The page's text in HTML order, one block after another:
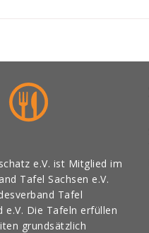
e.V. ist Mitglied im
Tafel Sachsen e.V.
Tafel
e.V. Die Tafeln erfüllen
grundsätzlich